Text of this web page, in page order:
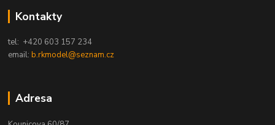
Kontakty
tel: +420 603 157 234
email:b.rkmodel@seznam.cz
Adresa